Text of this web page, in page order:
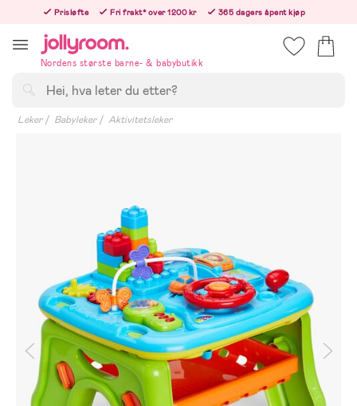
innehållet
Prisløfte Fri frakt* over 1200 kr
365 dagers åpent kjøp
Nordens største barne- & babybutikk
Leker Babyleker Aktivitetsleker